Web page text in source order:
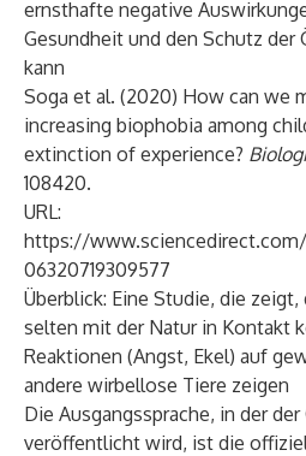
ernsthafte negative
Gesundheit und den Schutz der
kann
Soga et al. (2020) How can we
increasing biophobia among
extinction of experience?
108420.
URL:
https://
06320719309577
Überblick: Eine Studie, die
selten mit der Natur in Kontakt
Reaktionen (Angst, Ekel) auf
andere wirbellose Tiere zeigen
Die Ausgangssprache, in der
veröffentlicht wird, ist die